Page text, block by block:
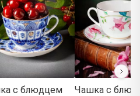
с блюдцем
Чашка с